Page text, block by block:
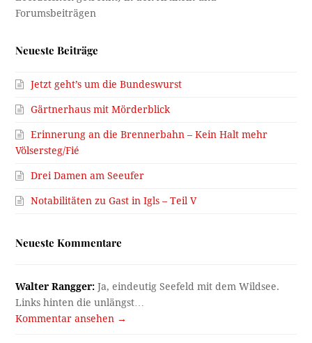
Neueste Beiträge
Jetzt geht’s um die Bundeswurst
Gärtnerhaus mit Mörderblick
Erinnerung an die Brennerbahn – Kein Halt mehr
Völsersteg/Fié
Drei Damen am Seeufer
Notabilitäten zu Gast in Igls – Teil V
Neueste Kommentare
Walter Rangger: Ja, eindeutig Seefeld mit dem Wildsee.
Links hinten die unlängst…
Kommentar ansehen →